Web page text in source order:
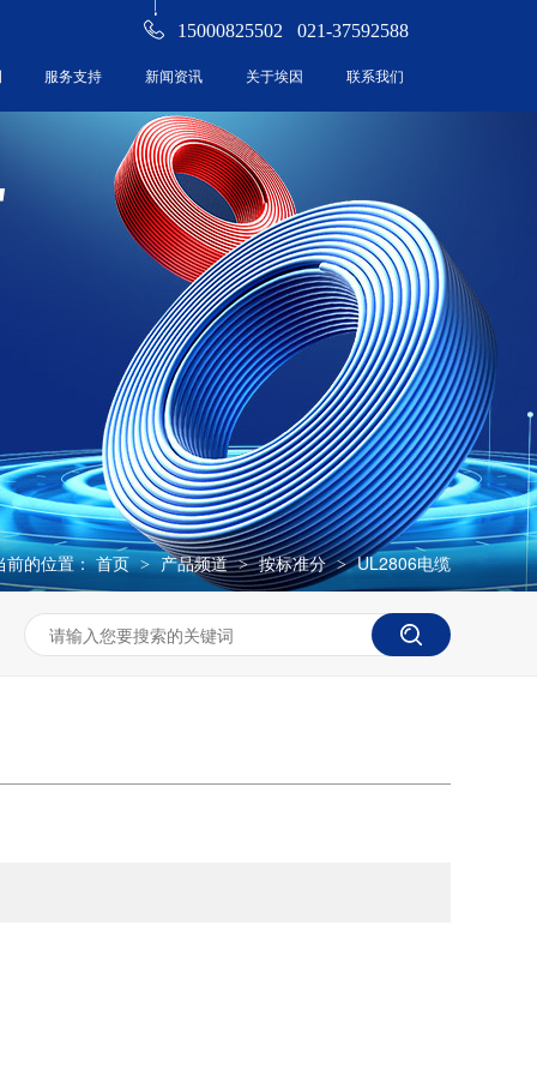
15000825502 021-37592588
服务支持 新闻资讯 关于埃因 联系我们
前的位置： 首页 > 产品频道 > 按标准分 > UL2806电缆